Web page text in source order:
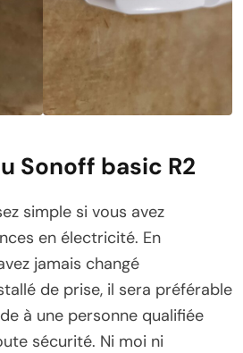
Sonoff basic R2
simple si vous avez
en électricité. En
jamais changé
de prise, il sera préférable
à une personne qualifiée
sécurité. Ni moi ni